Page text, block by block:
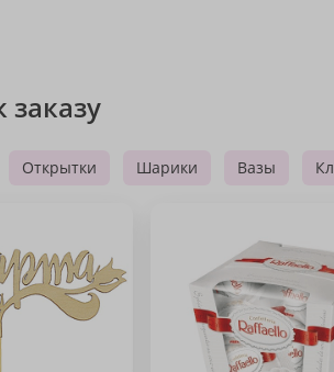
заказу
Открытки Шарики Вазы